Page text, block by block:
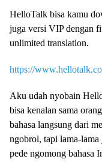
HelloTalk bisa kamu
juga versi VIP dengan
unlimited translation.
https://
Aku udah nyobain
bisa kenalan sama
bahasa langsung dari
ngobrol, tapi lama-lama
pede ngomong bahasa